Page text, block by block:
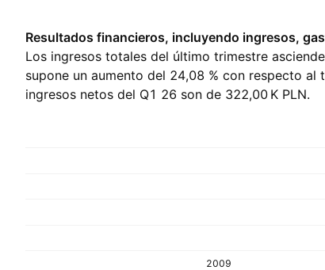
Resultados financieros, incluyendo ingresos,
Los ingresos totales del último trimestre
supone un aumento del 24,08 % con respecto al
ingresos netos del Q1 26 son de ‪322,00 K‬ PLN.
2009